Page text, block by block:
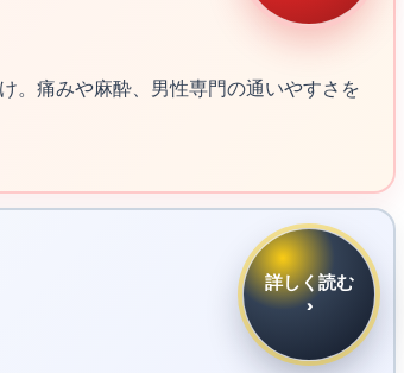
。痛みや麻酔、男性専門の通いやすさを
詳しく読む
›